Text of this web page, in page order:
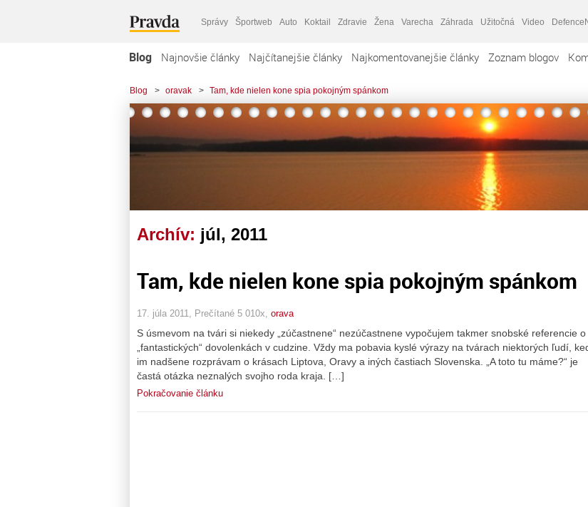
Správy Športweb Auto Koktail Zdravie Žena Varecha Záhrada Užitočná Video
Blog Najnovšie články Najčítanejšie články Najkomentovanejšie články Zoznam blogov
Blog > oravak > Tam, kde nielen kone spia pokojným spánkom
Archív: júl, 2011
Tam, kde nielen kone spia pokojným spánkom
17. júla 2011, Prečítané 5 010x, orava
S úsmevom na tvári si niekedy „zúčastnene“ nezúčastnene vypočujem takmer snobské referencie o
„fantastických“ dovolenkách v cudzine. Vždy ma pobavia kyslé výrazy na tvárach niektorých ľudí,
im nadšene rozprávam o krásach Liptova, Oravy a iných častiach Slovenska. „A toto tu máme?“ je
častá otázka neznalých svojho roda kraja. […]
Pokračovanie článku